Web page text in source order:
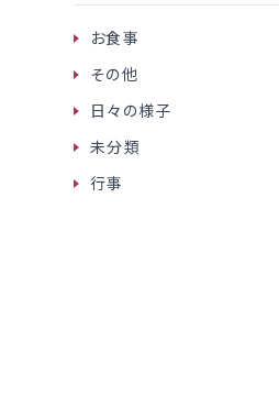
お食事
その他
日々の様子
未分類
行事